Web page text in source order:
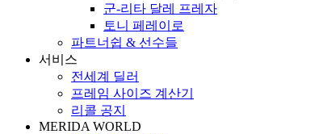
군-리타 달레 프레자
토니 페레이로
파트너쉽 & 선수들
서비스
전세계 딜러
프레임 사이즈 계산기
리콜 공지
MERIDA WORLD